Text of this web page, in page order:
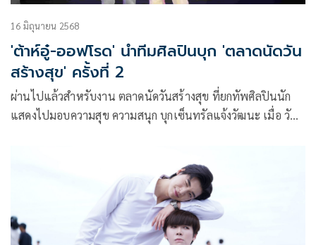
16 มิถุนายน 2568
'ต้าห์อู๋-ออฟโรด' นำทีมศิลปินบุก 'ตลาดนัดวัน
สร้างสุข' ครั้งที่ 2
ผ่านไปแล้วสำหรับงาน ตลาดนัดวันสร้างสุข ที่ยกทัพศิลปินนัก
แสดงไปมอบความสุข ความสนุก บุกเซ็นทรัลแจ้งวัฒนะ เมื่อ วัน
แสดงที่มาสลับสับเปลี่ยนกัน มอบความสนุกตลอดทั้ง 4 วันเต็ม